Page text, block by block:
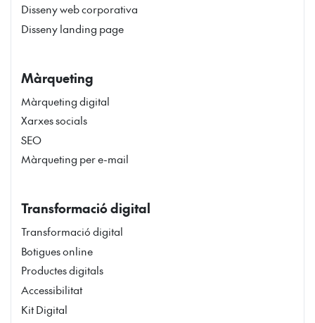
Disseny web corporativa
Disseny landing page
Màrqueting
Màrqueting digital
Xarxes socials
SEO
Màrqueting per e-mail
Transformació digital
Transformació digital
Botigues online
Productes digitals
Accessibilitat
Kit Digital